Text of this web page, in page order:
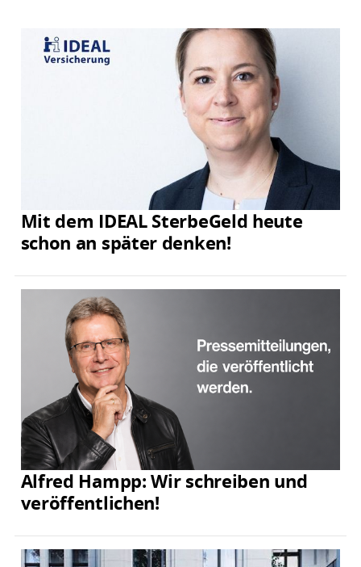
Mit dem IDEAL SterbeGeld heute
schon an später denken!
Alfred Hampp: Wir schreiben und
veröffentlichen!